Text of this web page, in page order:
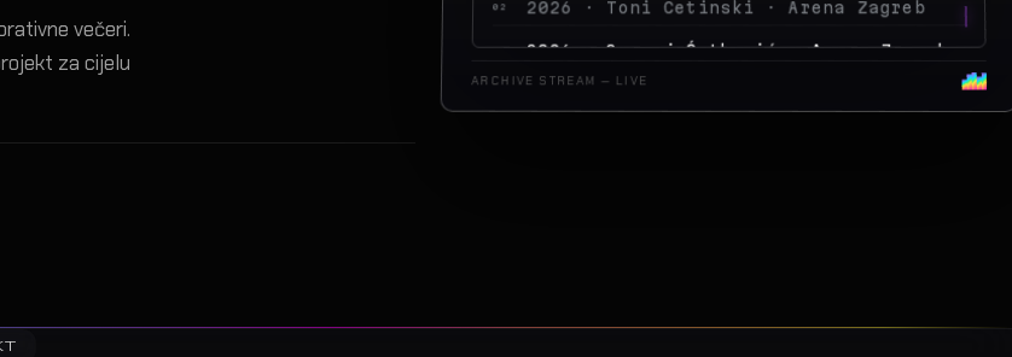
večeri.
za cijelu
04 2026 · Peđa Jovanović · Arena Zagreb
ARCHIVE STREAM — LIVE